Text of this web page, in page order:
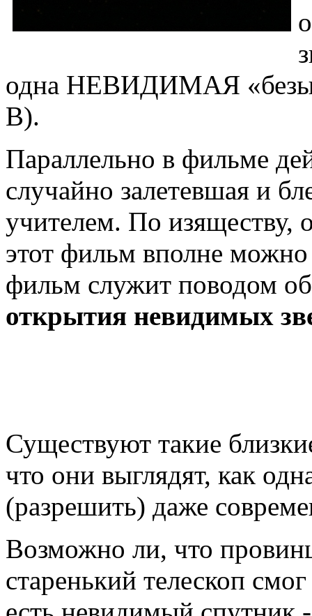
одна НЕВИДИМАЯ
В).
Параллельно в фильме
случайно залетевшая и
учителем. По изяществу,
этот фильм вполне
фильм служит поводом
открытия невидимых
Существуют такие
что они выглядят, как
(разрешить) даже
Возможно ли, что
старенький телескоп